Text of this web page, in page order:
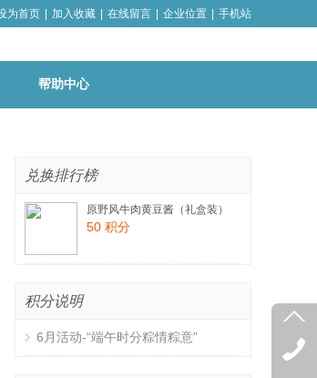
帮助中心
为首页 加入收藏 在线留言 企业位置 手机站
兑换排行榜
原野风牛肉黄豆酱（礼盒装）
50 积分
积分说明
6月活动-“端午时分粽情粽意”